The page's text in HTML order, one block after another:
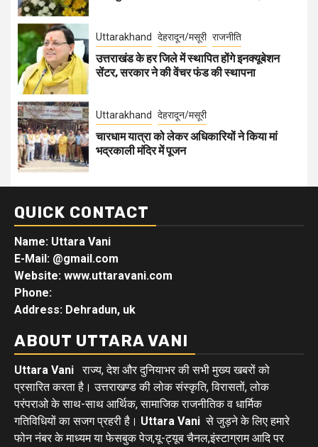
Uttarakhand देहरादून/मसूरी राजनीति
उत्तराखंड के हर जिले में स्थापित होंगे इनक्यूबेशन
सेंटर, सरकार ने की वेंचर फंड की स्थापना
Uttarakhand देहरादून/मसूरी
चारधाम यात्रा को लेकर अधिकारियों ने किया मां
भद्रकाली मंदिर में पूजन
QUICK CONTACT
Name: Uttara Vani
E-Mail: @gmail.com
Website: www.uttaravani.com
Phone:
Address: Dehradun, uk
ABOUT UTTARA VANI
Uttara Vani राज्य, देश और दुनियाभर की सभी मुख्य खबरों को
प्रसारित करता है। उत्तराखण्ड की लोक संस्कृति, विरासतों, लोक
परंपराओ के साथ-साथ आर्थिक, सामाजिक राजनीतिक व धार्मिक
गतिविधियों का सजग प्रहरी है। Uttara Vani से जुड़ने के लिए हमारे
फोन नंबर के माध्यम या फेसबुक पेज,यू-ट्यूब चैनल,इंस्टाग्राम आदि पर